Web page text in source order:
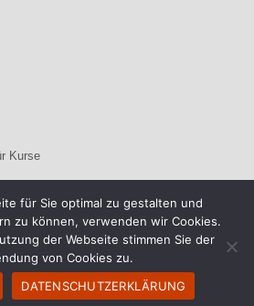
Kurse
© 2021 Atelier T8
für Sie optimal zu gestalten und
zu können, verwenden wir Cookies.
der Webseite stimmen Sie der
von Cookies zu.
DATENSCHUTZERKLÄRUNG